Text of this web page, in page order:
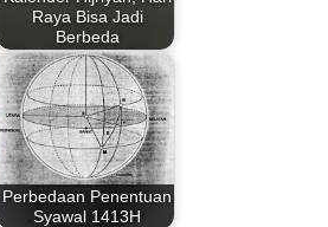
Raya Bisa Jadi
Berbeda
Perbedaan Penentuan
Syawal 1413H